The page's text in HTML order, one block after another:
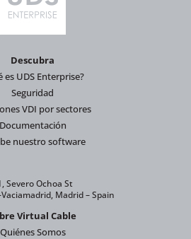
Descubra
es UDS Enterprise?
Seguridad
VDI por sectores
Documentación
nuestro software
Severo Ochoa St
Madrid – Spain
Virtual Cable
Quiénes Somos